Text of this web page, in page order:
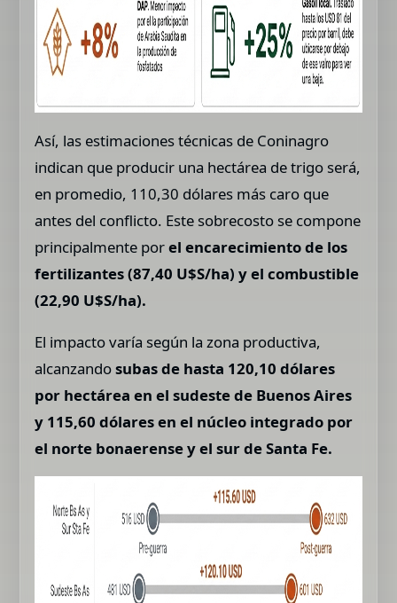
Así, las estimaciones técnicas de Coninagro
indican que producir una hectárea de trigo será,
en promedio, 110,30 dólares más caro que
antes del conflicto. Este sobrecosto se compone
principalmente porel encarecimiento de los
fertilizantes (87,40 U$S/ha) y el combustible
(22,90 U$S/ha).
El impacto varía según la zona productiva,
alcanzandosubas de hasta 120,10 dólares
por hectárea en el sudeste de Buenos Aires
y 115,60 dólares en el núcleo integrado por
el norte bonaerense y el sur de Santa Fe.